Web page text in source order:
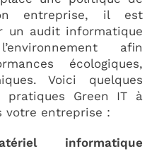
entreprise, il est
un audit informatique
afin
écologiques,
Voici quelques
pratiques Green IT à
votre entreprise :
informatique